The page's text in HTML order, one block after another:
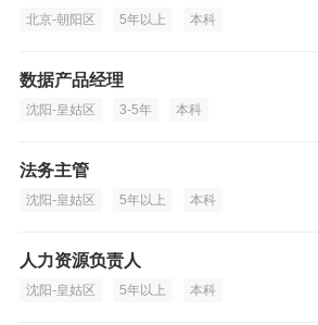
北京-朝阳区 5年以上 本科
数据产品经理
沈阳-皇姑区 3-5年 本科
法务主管
沈阳-皇姑区 5年以上 本科
人力资源负责人
沈阳-皇姑区 5年以上 本科